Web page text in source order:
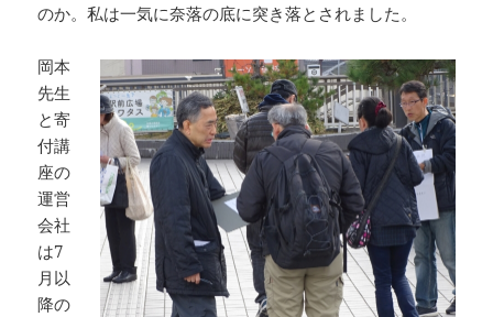
のか。私は一気に奈落の底に突き落とされました。
岡本
先生
と寄
付講
座の
運営
会社
は7
月以
降の